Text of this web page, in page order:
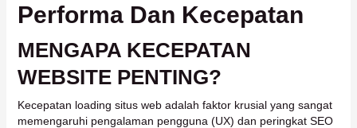
Performa Dan Kecepatan
MENGAPA KECEPATAN
WEBSITE PENTING?
Kecepatan loading situs web adalah faktor krusial yang sangat
memengaruhi pengalaman pengguna (UX) dan peringkat SEO